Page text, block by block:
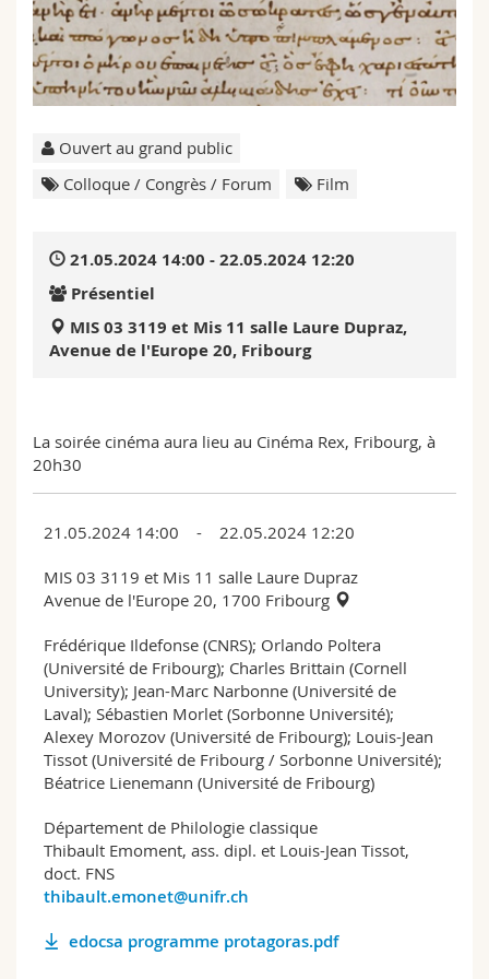
Sciences et médecine
Interfacultaire
Collaborateurs
Doctorants
Webmail
Programme des cours
Ouvert au grand public
Colloque / Congrès / Forum
Film
21.05.2024 14:00 - 22.05.2024 12:20
Présentiel
MIS 03 3119 et Mis 11 salle Laure Dupraz,
Avenue de l'Europe 20, Fribourg
La soirée cinéma aura lieu au Cinéma Rex, Fribourg, à
20h30
21.05.2024 14:00 - 22.05.2024 12:20
MIS 03 3119 et Mis 11 salle Laure Dupraz
Avenue de l'Europe 20, 1700 Fribourg
Frédérique Ildefonse (CNRS); Orlando Poltera
(Université de Fribourg); Charles Brittain (Cornell
University); Jean-Marc Narbonne (Université de
Laval); Sébastien Morlet (Sorbonne Université);
Alexey Morozov (Université de Fribourg); Louis-Jean
Tissot (Université de Fribourg / Sorbonne Université);
Béatrice Lienemann (Université de Fribourg)
Département de Philologie classique
Thibault Emoment, ass. dipl. et Louis-Jean Tissot,
doct. FNS
thibault.emonet@unifr.ch
edocsa programme protagoras.pdf